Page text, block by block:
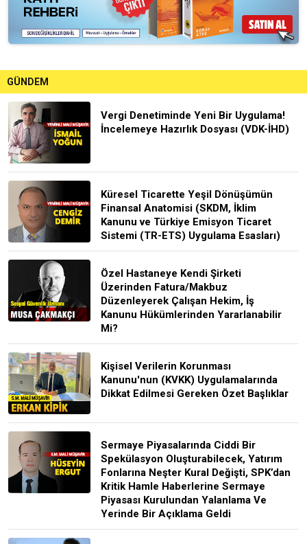
GÜNDEM
Vergi Denetiminde Yeni Bir Uygulama!
İncelemeye Hazırlık Dosyası (VDK-İHD)
Küresel Ticarette Yeşil Dönüşümün
Finansal Anatomisi (SKDM, İklim
Kanunu ve Türkiye Emisyon Ticaret
Sistemi (TR-ETS) Uygulama Esasları)
Özel Hastaneye Kendi Şirketi
Üzerinden Fatura/Makbuz
Düzenleyerek Çalışan Hekim, İş
Kanunu Hükümlerinden Yararlanabilir
Mi?
Kişisel Verilerin Korunması
Kanunu'nun (KVKK) Uygulamalarında
Dikkat Edilmesi Gereken Özet Başlıklar
Sermaye Piyasalarında Ciddi Bir
Spekülasyon Oluşturabilecek, Yatırım
Fonlarına Neşter Kural Değişti, SPK’dan
Kritik Hamle Haberlerine Sermaye
Piyasası Kurulundan Yalanlama Ve
Yerinde Bir Açıklama Geldi